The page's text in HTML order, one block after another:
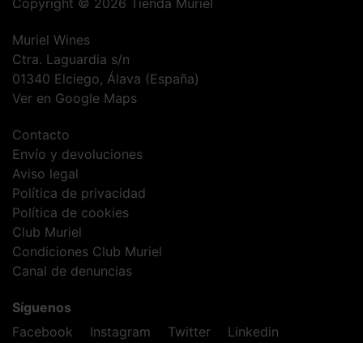
Copyright © 2026 Tienda Muriel
Muriel Wines
Ctra. Laguardia s/n
01340 Elciego, Álava (España)
Ver en Google Maps
Contacto
Envío y devoluciones
Aviso legal
Política de privacidad
Política de cookies
Club Muriel
Condiciones Club Muriel
Canal de denuncias
Síguenos
Facebook
Instagram Twitter Linkedin